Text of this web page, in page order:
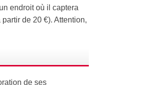
endroit où il captera
de 20 €). Attention,
de ses